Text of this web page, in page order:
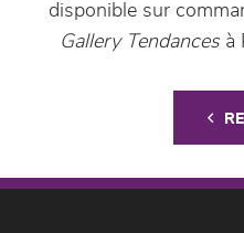
disponible sur
Gallery Tendancesà